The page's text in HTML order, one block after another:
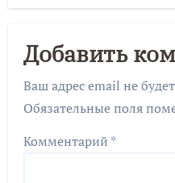
Добавить
Ваш адрес email не
Обязательные поля
Комментарий *